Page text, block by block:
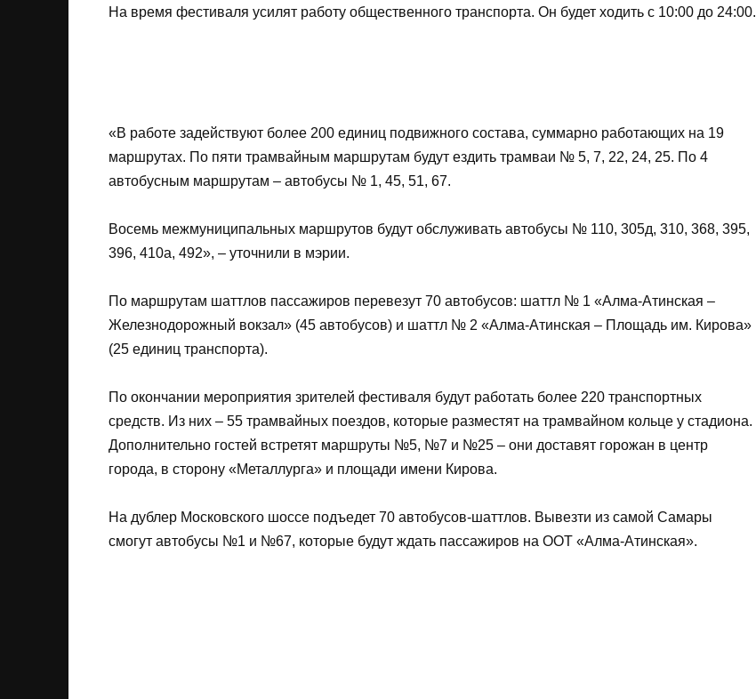
На время фестиваля усилят работу общественного транспорта. Он будет ходить с 10:00 до 24:00.
«В работе задействуют более 200 единиц подвижного состава, суммарно работающих на 19
маршрутах. По пяти трамвайным маршрутам будут ездить трамваи № 5, 7, 22, 24, 25. По 4
автобусным маршрутам – автобусы № 1, 45, 51, 67.
Восемь межмуниципальных маршрутов будут обслуживать автобусы № 110, 305д, 310, 368, 395,
396, 410а, 492», – уточнили в мэрии.
По маршрутам шаттлов пассажиров перевезут 70 автобусов: шаттл № 1 «Алма-Атинская –
Железнодорожный вокзал» (45 автобусов) и шаттл № 2 «Алма-Атинская – Площадь им. Кирова»
(25 единиц транспорта).
По окончании мероприятия зрителей фестиваля будут работать более 220 транспортных
средств. Из них – 55 трамвайных поездов, которые разместят на трамвайном кольце у стадиона.
Дополнительно гостей встретят маршруты №5, №7 и №25 – они доставят горожан в центр
города, в сторону «Металлурга» и площади имени Кирова.
На дублер Московского шоссе подъедет 70 автобусов-шаттлов. Вывезти из самой Самары
смогут автобусы №1 и №67, которые будут ждать пассажиров на ООТ «Алма-Атинская».